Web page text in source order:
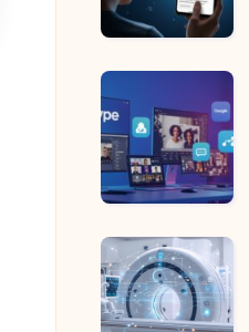
Polémique
Sur
Les
Abonnements
Non
Consentis
Skype
Disparaît
:
Les
Meilleures
Alternatives
2025
Gleamer
:
L’IA